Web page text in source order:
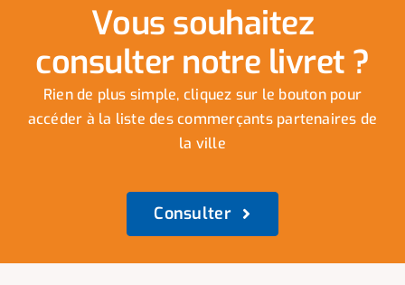
Vous souhaitez
consulter notre livret ?
Rien de plus simple, cliquez sur le bouton pour
accéder à la liste des commerçants partenaires de
la ville
Consulter